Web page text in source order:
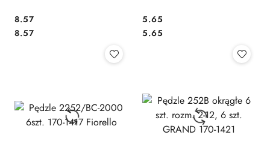
Cena:
8.57
Cena:
8.57
Cena:
5.65
Cena:
5.65